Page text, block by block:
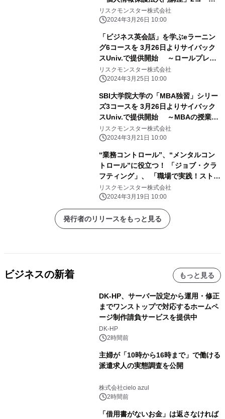
を、 研修サービス『サイバックス
Univ.』で3月26日より提供開始
リスクモンスター株式会社
2024年3月26日 10:00
「ビジネス英会話」を学ぶeラーニン
グ6コースを 3月26日よりサイバック
スUniv.で提供開始 ～ロールプレイ
を楽しみながら、対面・オンラインの
商談や、 メール・会議・報告で使える
リスクモンスター株式会社
2024年3月25日 10:00
SBI大学院大学の「MBA独習」シリー
ズ3コースを 3月26日よりサイバック
スUniv.で提供開始 ～MBAの授業を
eラーニングで手軽に体験～
リスクモンスター株式会社
2024年3月21日 10:00
“業務コントロール”、“メンタルコン
トロール”に役立つ！ 「ジョブ・クラ
フティング」、 「職場で実践！ストレ
スコーピング」など、eラーニング19
コースを 『サイバックスUniv.』で3月
26日より提供開始
リスクモンスター株式会社
2024年3月19日 10:00
発行者のリリースをもっと見る
ビジネスの新着 もっと見る
DK-HP、サーバー設定から運用・修正
までワンストップで対応するホームペ
ージ制作請負サービスを提供中
DK-HP
2時間前
主婦が「10時から16時まで」で働ける
派遣求人の実態調査を公開
株式会社cielo azul
2時間前
「借用書がないお金」は返さなければ